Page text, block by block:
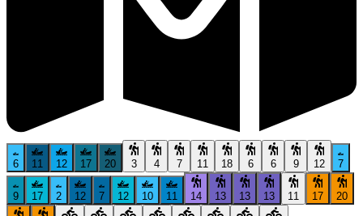
6 11 12 17 20 3 4 7 11 18 6 6 9 12 7
9 17 2 12 7 12 10 11 14 13 13 13 11 17 20